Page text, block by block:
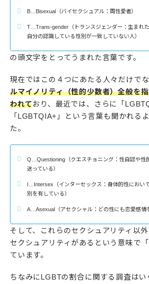
B…Bisexual（バイセクシュアル：両性愛者）
T…Trans-gender（トランスジェンダー：生まれた
自分の認識している性別が一致していない人）
の頭文字をとってうまれた言葉です。
現在ではこの４つにあたる人々だけでな
ルマイノリティ（性的少数者）全般を
われており、最近では、さらに「
「LGBTQIA+」という言葉も聞かれる
た。
Q…Questioning（クエスチョニング：性自認や性
迷っている）
I…Intersex（インターセックス：身体的性におい
別を有している）
A…Asexual（アセクシャル：どの性にも恋愛感情
そして、これらのセクシュアリティ以
セクシュアリティがあるという意味で
ています。
ちなみにLGBTの割合に関する調査はい